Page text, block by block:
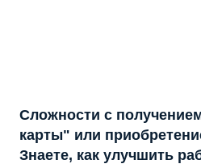
Сложности с
карты" или
Знаете, как улучшить